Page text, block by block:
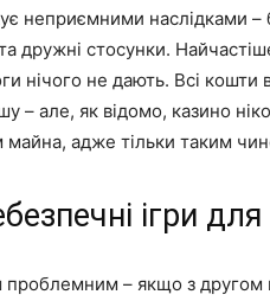
неприємними наслідками –
та дружні стосунки.
нічого не дають. Всі
– але, як відомо, казино
адже тільки таким
ігри
проблемним – якщо з